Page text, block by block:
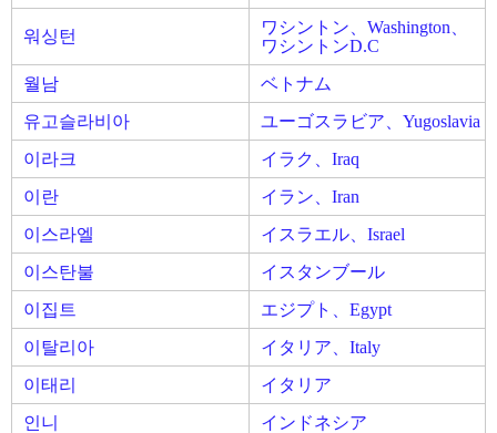
워싱턴
ワシントン、Washington、
ワシントンD.C
월남
ベトナム
유고슬라비아
ユーゴスラビア、Yugoslavia
이라크
イラク、Iraq
이란
イラン、Iran
이스라엘
イスラエル、Israel
이스탄불
イスタンブール
이집트
エジプト、Egypt
이탈리아
イタリア、Italy
이태리
イタリア
인니
インドネシア